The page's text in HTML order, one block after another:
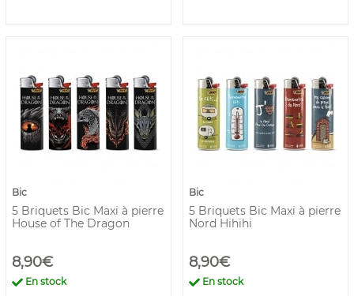
Bic
5 Briquets Bic Maxi à pierre
House of The Dragon
8,90€
En stock
Bic
5 Briquets Bic Maxi à pierre
Nord Hihihi
8,90€
En stock